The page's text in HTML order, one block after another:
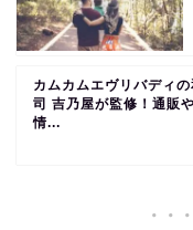
カムカムエヴリバディ
司 吉乃屋が監修！通販
情...